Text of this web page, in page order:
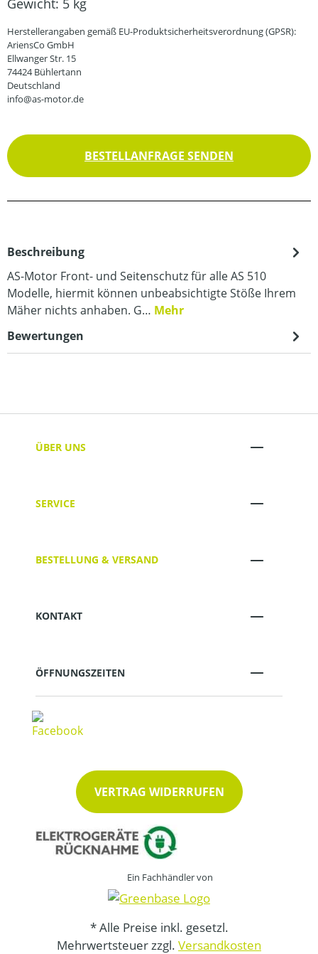
Gewicht: 5 kg
Herstellerangaben gemäß EU-Produktsicherheitsverordnung (GPSR):
AriensCo GmbH
Ellwanger Str. 15
74424 Bühlertann
Deutschland
info@as-motor.de
BESTELLANFRAGE SENDEN
Beschreibung
AS-Motor Front- und Seitenschutz für alle AS 510
Modelle, hiermit können unbeabsichtigte Stöße Ihrem
Mäher nichts anhaben. G… Mehr
Bewertungen
ÜBER UNS
SERVICE
BESTELLUNG & VERSAND
KONTAKT
ÖFFNUNGSZEITEN
VERTRAG WIDERRUFEN
Ein Fachhändler von
* Alle Preise inkl. gesetzl.
Mehrwertsteuer zzgl. Versandkosten